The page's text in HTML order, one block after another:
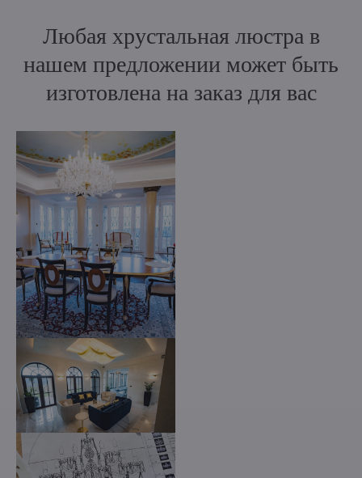
Любая хрустальная люстра в
нашем предложении может быть
изготовлена на заказ для вас